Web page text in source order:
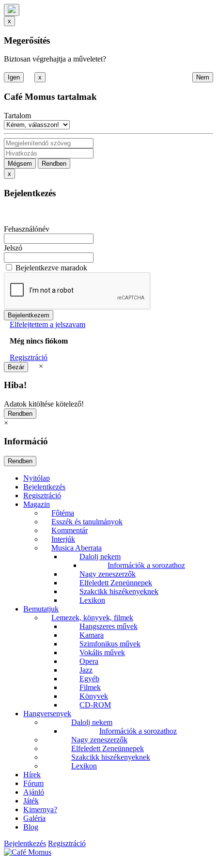
x
Megerősítés
Biztosan végrehajtja a műveletet?
x
Café Momus tartalmak
Tartalom
Mégsem
Rendben
x
Bejelentkezés
Fehasználónév
Jelszó
Bejelentkezve maradok
Elfelejtettem a jelszavam
Még nincs fiókom
Regisztráció
×
Hiba!
Adatok kitöltése kötelező!
×
Információ
Nyitólap
Bejelentkezés
Regisztráció
Magazin
Főtéma
Esszék és tanulmányok
Kommentár
Interjúk
Musica Aberrata
Dalolj nekem
Információk a sorozathoz
Nagy zeneszerzők
Elfeledett Zeneünnepek
Szakcikk hiszékenyeknek
Lexikon
Bemutatjuk
Lemezek, könyvek, filmek
Hangszeres művek
Kamara
Szimfonikus művek
Vokális művek
Opera
Jazz
Egyéb
Filmek
Könyvek
CD-ROM
Hangversenyek
Dalolj nekem
Információk a sorozathoz
Nagy zeneszerzők
Elfeledett Zeneünnepek
Szakcikk hiszékenyeknek
Lexikon
Hírek
Fórum
Ajánló
Játék
Kimernya?
Galéria
Blog
Bejelentkezés Regisztráció